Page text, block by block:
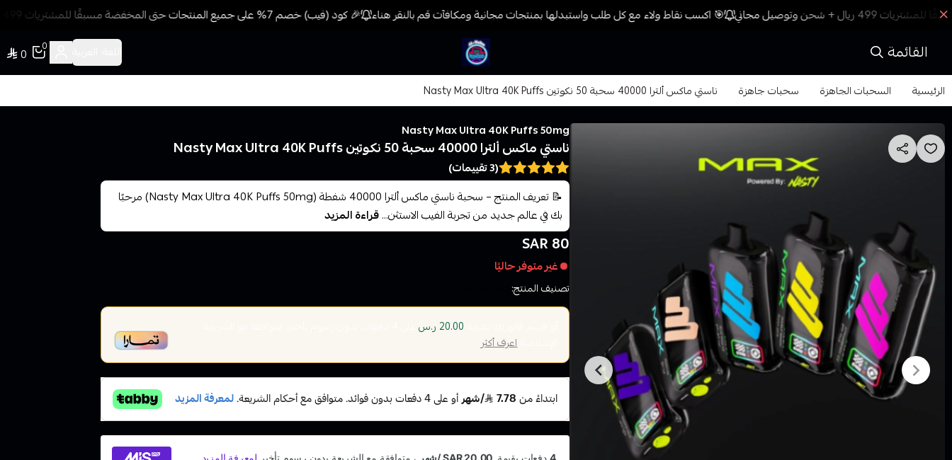
🎯 اكسب نقاط ولاء مع كل طلب واستبدلها بمنتجات مجانية ومكافآت قم بالنقر هناء 🎉 كود (فيب) خصم 7% على جميع المنتجات حتى المخفضة مسبقًا للمشتريات 499 ريال + شحن وتوصيل مجاني
القائمة فيب المدينة
0
0
الرئيسية السحبات الجاهزة سحبات جاهزة ناستي ماكس ألترا 40000 سحبة 50 نكوتين Nasty Max Ultra 40K Puffs
Nasty Max Ultra 40K Puffs 50mg
ناستي ماكس ألترا 40000 سحبة 50 نكوتين Nasty Max Ultra 40K Puffs
(3 تقييمات)
📝 تعريف المنتج – سحبة ناستي ماكس ألترا 40000 شفطة (Nasty Max Ultra 40K Puffs 50mg) مرحبًا
بك في عالم جديد من تجربة الفيب الاستثن...قراءة المزيد
80 SAR
غير متوفر حاليًا
تصنيف المنتج:
20.00 ر.س على
الإسلاميةاعرف أكثر